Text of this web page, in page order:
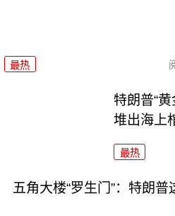
最热
特朗普“
堆出海上
最热
五角大楼“罗生门”：特朗